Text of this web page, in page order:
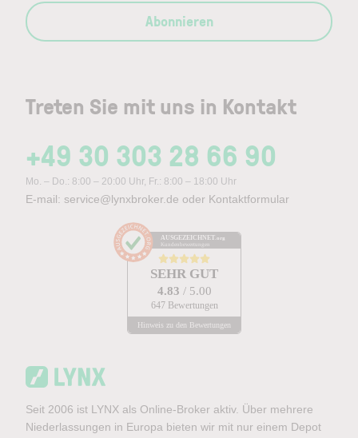
Treten Sie mit uns in Kontakt
+49 30 303 28 66 90
Mo. – Do.: 8:00 – 20:00 Uhr, Fr.: 8:00 – 18:00 Uhr
E-mail: service@lynxbroker.de oder Kontaktformular
AUSGEZEICHNET .org
Kundenbewertungen
SEHR GUT
4.83 / 5.00
647 Bewertungen
Hinweis zu den Bewertungen
Abonnieren
Seit 2006 ist LYNX als Online-Broker aktiv. Über mehrere
Niederlassungen in Europa bieten wir mit nur einem Depot